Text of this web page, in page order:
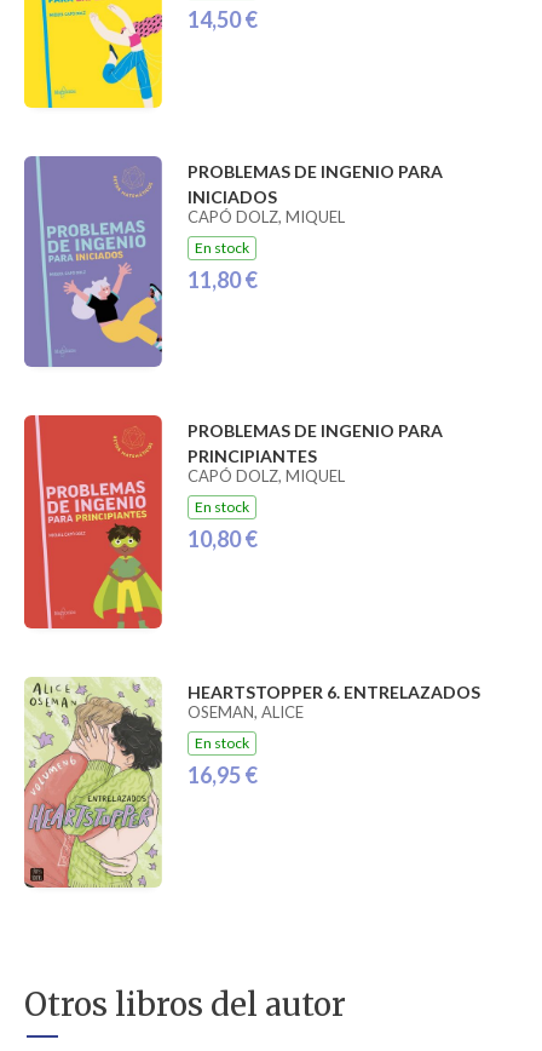
14,50 €
PROBLEMAS DE INGENIO PARA
INICIADOS
CAPÓ DOLZ, MIQUEL
En stock
11,80 €
PROBLEMAS DE INGENIO PARA
PRINCIPIANTES
CAPÓ DOLZ, MIQUEL
En stock
10,80 €
HEARTSTOPPER 6. ENTRELAZADOS
OSEMAN, ALICE
En stock
16,95 €
Otros libros del autor